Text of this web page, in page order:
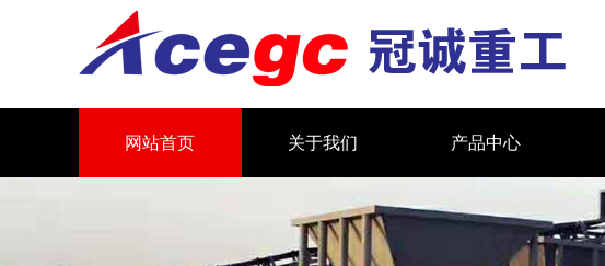
网站首页 关于我们 产品中心